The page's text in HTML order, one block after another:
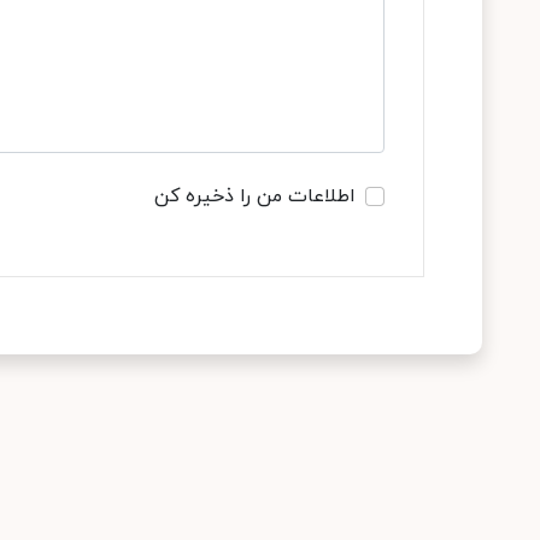
اطلاعات من را ذخیره کن